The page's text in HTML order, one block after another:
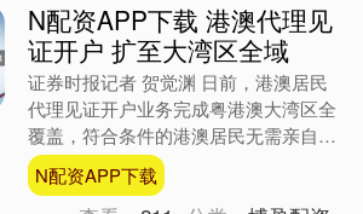
N配资APP下载 港澳代理见
证开户 扩至大湾区全域
证券时报记者 贺觉渊 日前，港澳居民
代理见证开户业务完成粤港澳大湾区全
覆盖，符合条件的港澳居民无需亲自前
往内地，即可在见证银行网点申请开立
大湾区全域范围内的内地....
N配资APP下载